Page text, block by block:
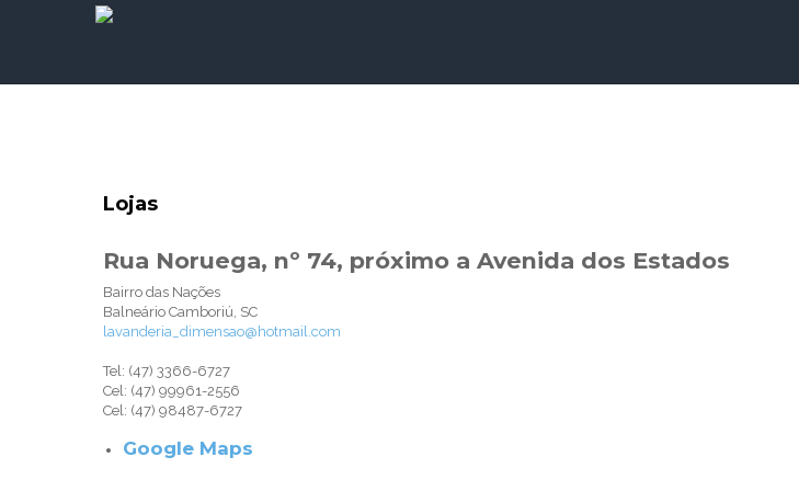
Lojas
Rua Noruega, nº 74, próximo a Avenida dos Estados
Bairro das Nações
Balneário Camboriú, SC
lavanderia_dimensao@hotmail.com
Tel: (47) 3366-6727
Cel: (47) 99961-2556
Cel: (47) 98487-6727
Google Maps